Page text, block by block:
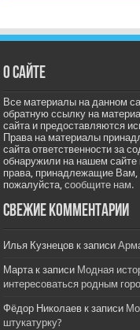
О сайте
Все материалы на данном
обратную ссылку на
сайта и предоставляются
Права на материалы
сайта ответственности за
обнаружили на нашем
права, принадлежащие Вам,
пожалуйста,сообщите нам.
Свежие комментарии
Илья Кузнецов к записи
Мартак записи Модная
интересоваться родным
Фёдор Николаев к записи
штукатурку?